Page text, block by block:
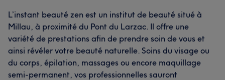
L’instant beauté zen est un institut de beauté situé à
Millau, à proximité du Pont du Larzac. Il offre une
variété de prestations afin de prendre soin de vous et
ainsi révéler votre beauté naturelle. Soins du visage ou
du corps, épilation, massages ou encore maquillage
semi-permanent, vos professionnelles sauront